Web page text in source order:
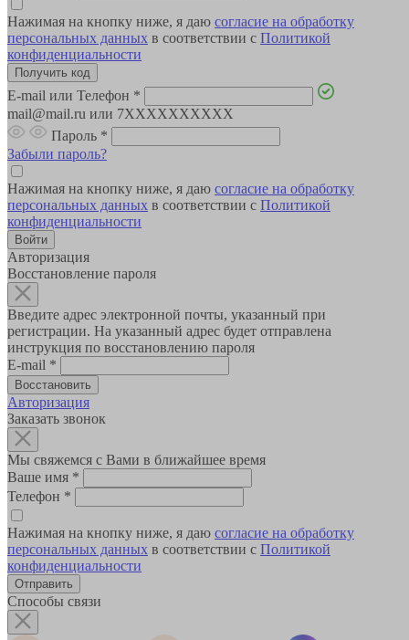
Нажимая на кнопку ниже, я даю согласие на обработку
персональных данных в соответствии с Политикой
конфиденциальности
E-mail или Телефон *
mail@mail.ru или 7XXXXXXXXXX
Пароль *
Забыли пароль?
Нажимая на кнопку ниже, я даю согласие на обработку
персональных данных в соответствии с Политикой
конфиденциальности
Авторизация
Восстановление пароля
Введите адрес электронной почты, указанный при
регистрации. На указанный адрес будет отправлена
инструкция по восстановлению пароля
E-mail *
Авторизация
Заказать звонок
Мы свяжемся с Вами в ближайшее время
Ваше имя *
Телефон *
Нажимая на кнопку ниже, я даю согласие на обработку
персональных данных в соответствии с Политикой
конфиденциальности
Способы связи